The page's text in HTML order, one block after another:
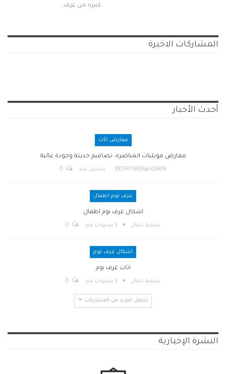
كبيره من غرف…
المشاركات الاخيرة
أحدث الأخبار
معارض اثاث
معارض موبليات المناصرة: تصاميم حديثة وجودة عالية
BEDROMER@ADMIN سنتين منذ
غرف نوم اطفال
اشكال غرف نوم اطفال
سمية جمال 5 سنوات منذ
اشكال غرف نوم
اثاث غرف نوم
سمية جمال 5 سنوات منذ
تحميل المزيد من المشاركات
النشرة الإخبارية